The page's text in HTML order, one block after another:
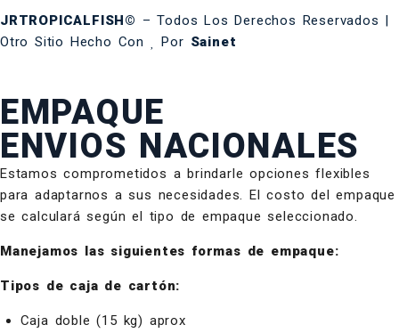
JRTROPICALFISH© – Todos Los Derechos Reservados |
Otro Sitio Hecho Con
Por Sainet
EMPAQUE
ENVIOS NACIONALES
Estamos comprometidos a brindarle opciones flexibles
para adaptarnos a sus necesidades. El costo del empaque
se calculará según el tipo de empaque seleccionado.
Manejamos las siguientes formas de empaque:
Tipos de caja de cartón:
Caja doble (15 kg) aprox